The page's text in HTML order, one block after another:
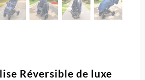
Réversible de luxe